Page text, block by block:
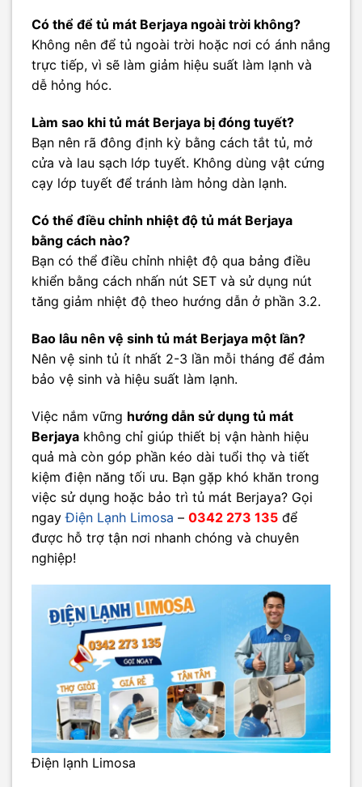
Có thể để tủ mát Berjaya ngoài trời không?
Không nên để tủ ngoài trời hoặc nơi có ánh nắng
trực tiếp, vì sẽ làm giảm hiệu suất làm lạnh và
dễ hỏng hóc.
Làm sao khi tủ mát Berjaya bị đóng tuyết?
Bạn nên rã đông định kỳ bằng cách tắt tủ, mở
cửa và lau sạch lớp tuyết. Không dùng vật cứng
cạy lớp tuyết để tránh làm hỏng dàn lạnh.
Có thể điều chỉnh nhiệt độ tủ mát Berjaya
bằng cách nào?
Bạn có thể điều chỉnh nhiệt độ qua bảng điều
khiển bằng cách nhấn nút SET và sử dụng nút
tăng giảm nhiệt độ theo hướng dẫn ở phần 3.2.
Bao lâu nên vệ sinh tủ mát Berjaya một lần?
Nên vệ sinh tủ ít nhất 2-3 lần mỗi tháng để đảm
bảo vệ sinh và hiệu suất làm lạnh.
Việc nắm vững hướng dẫn sử dụng tủ mát
Berjaya không chỉ giúp thiết bị vận hành hiệu
quả mà còn góp phần kéo dài tuổi thọ và tiết
kiệm điện năng tối ưu. Bạn gặp khó khăn trong
việc sử dụng hoặc bảo trì tủ mát Berjaya? Gọi
ngayĐiện Lạnh Limosa – 0342 273 135 để
được hỗ trợ tận nơi nhanh chóng và chuyên
nghiệp!
Điện lạnh Limosa